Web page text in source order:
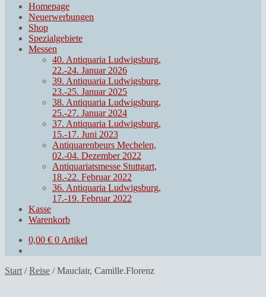
Homepage
Neuerwerbungen
Shop
Spezialgebiete
Messen
40. Antiquaria Ludwigsburg,
22.-24. Januar 2026
39. Antiquaria Ludwigsburg,
23.-25. Januar 2025
38. Antiquaria Ludwigsburg,
25.-27. Januar 2024
37. Antiquaria Ludwigsburg,
15.-17. Juni 2023
Antiquarenbeurs Mechelen,
02.-04. Dezember 2022
Antiquariatsmesse Stuttgart,
18.-22. Februar 2022
36. Antiquaria Ludwigsburg,
17.-19. Februar 2022
Kasse
Warenkorb
0,00 € 0 Artikel
Start /Reise /Mauclair, Camille.Florenz